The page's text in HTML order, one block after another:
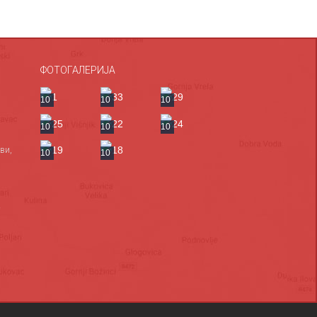
ФОТОГАЛЕРИЈА
10 10 10
10 10 10
10 10